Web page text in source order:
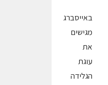
באייסברג
מגישים
את
עוגת
הגלידה